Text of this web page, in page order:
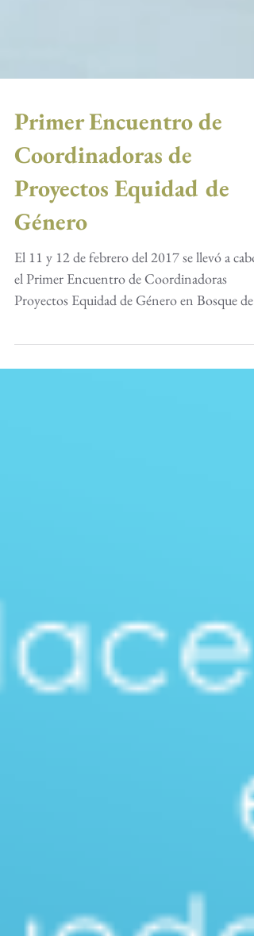
Primer Encuentro de
Coordinadoras de
Proyectos Equidad de
Género
El 11 y 12 de febrero del 2017 se llevó a cabo
el Primer Encuentro de Coordinadoras
Agua en...